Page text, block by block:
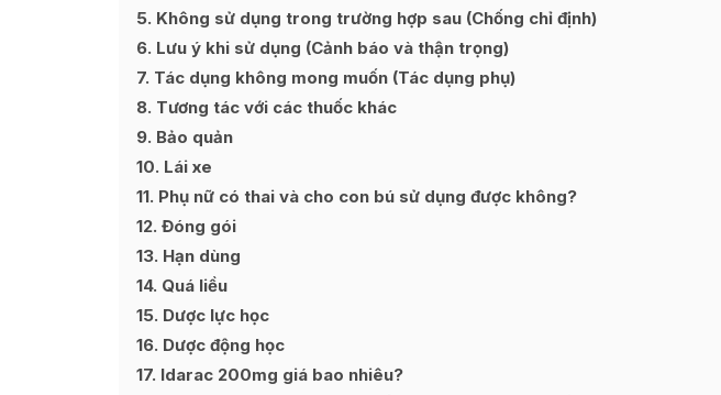
5 Không sử dụng trong trường hợp sau (Chống chỉ định)
6 Lưu ý khi sử dụng (Cảnh báo và thận trọng)
7 Tác dụng không mong muốn (Tác dụng phụ)
8 Tương tác với các thuốc khác
9 Bảo quản
10 Lái xe
11 Phụ nữ có thai và cho con bú sử dụng được không?
12 Đóng gói
13 Hạn dùng
14 Quá liều
15 Dược lực học
16 Dược động học
17 Idarac 200mg giá bao nhiêu?